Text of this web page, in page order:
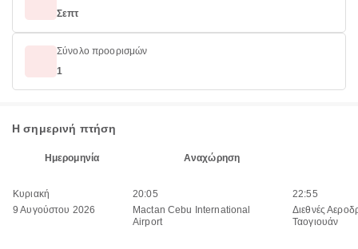
Σεπτ
Σύνολο προορισμών
1
Η σημερινή πτήση
Ημερομηνία Αναχώρηση
Κυριακή
9 Αυγούστου 2026
20:05
Mactan Cebu International
Airport
22:55
Διεθνές
Ταογιουάν